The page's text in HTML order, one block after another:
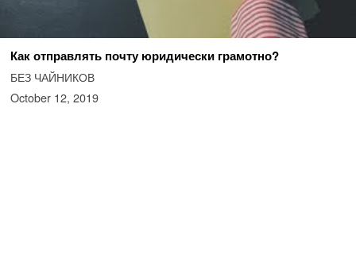
Как отправлять почту юридически грамотно?
БЕЗ ЧАЙНИКОВ
October 12, 2019